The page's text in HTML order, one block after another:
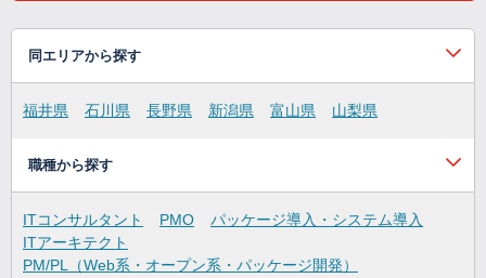
同エリアから探す
福井県 石川県 長野県 新潟県 富山県 山梨県
職種から探す
ITコンサルタント PMO
パッケージ導入・システム導入
ITアーキテクト
PM/PL（Web系・オープン系・パッケージ開発）